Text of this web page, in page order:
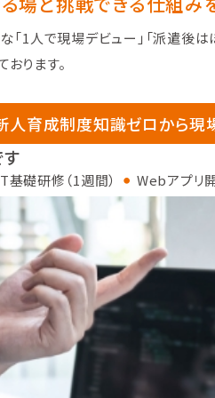
1人で現場デビュー」「派遣後は
ります。
人育成制度知識ゼロから現
基礎研修（1週間） Webアプリ